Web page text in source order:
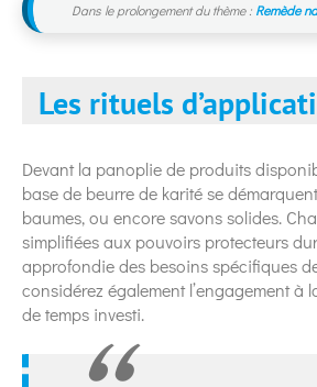
Dans le prolongement du thème : Remède
Les rituels
Devant la panoplie de produits
base de beurre de karité se
baumes, ou encore savons solides.
simplifiées aux pouvoirs protecteurs
approfondie des besoins spécifiques
considérez également l’engagement
de temps investi.